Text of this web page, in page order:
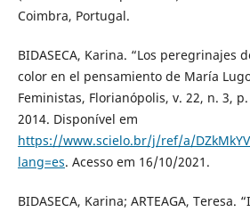
Coimbra, Portugal.
BIDASECA, Karina. “Los peregrinajes
color en el pensamiento de María
Feministas, Florianópolis, v. 22, n. 3,
2014. Disponível em
https://www.scielo.br/j/ref/a/
lang=es. Acesso em 16/10/2021.
BIDASECA, Karina; ARTEAGA, Teresa.